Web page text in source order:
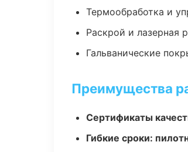
Термообработка и
Раскрой и лазерная
Гальванические
Преимущества
Сертификаты
Гибкие сроки: